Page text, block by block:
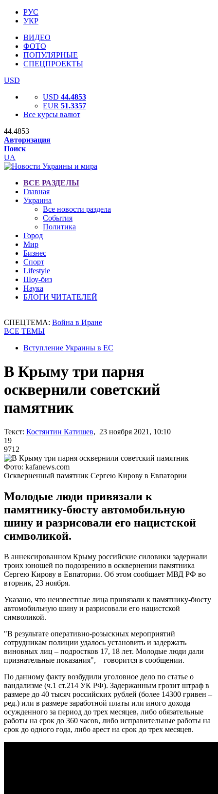
РУС
УКР
ВИДЕО
ФОТО
ПОПУЛЯРНЫЕ
СПЕЦПРОЕКТЫ
USD
USD 44.4853
EUR 51.3357
Все курсы валют
44.4853
Авторизация
Поиск
UA
ВСЕ РАЗДЕЛЫ
Главная
Украина
Все новости раздела
События
Политика
Город
Мир
Бизнес
Спорт
Lifestyle
Шоу-биз
Наука
БЛОГИ ЧИТАТЕЛЕЙ
СПЕЦТЕМА: Война в Иране
ВСЕ ТЕМЫ
Вступление Украины в ЕС
В Крыму три парня
осквернили советский
памятник
Текст: Костянтин Катишев, 23 ноября 2021, 10:10
19
9712
Фото: kafanews.com
Оскверненный памятник Сергею Кирову в Евпатории
Молодые люди привязали к
памятнику-бюсту автомобильную
шину и разрисовали его нацистской
символикой.
В аннексированном Крыму российские силовики задержали
троих юношей по подозрению в осквернении памятника
Сергею Кирову в Евпатории. Об этом сообщает МВД РФ во
вторник, 23 ноября.
Указано, что неизвестные лица привязали к памятнику-бюсту
автомобильную шину и разрисовали его нацистской
символикой.
"В результате оперативно-розыскных мероприятий
сотрудникам полиции удалось установить и задержать
виновных лиц – подростков 17, 18 лет. Молодые люди дали
признательные показания", – говорится в сообщении.
По данному факту возбудили уголовное дело по статье о
вандализме (ч.1 ст.214 УК РФ). Задержанным грозит штраф в
размере до 40 тысяч российских рублей (более 14300 гривен –
ред.) или в размере заработной платы или иного дохода
осужденного за период до трех месяцев, либо обязательные
работы на срок до 360 часов, либо исправительные работы на
срок до одного года, либо арест на срок до трех месяцев.